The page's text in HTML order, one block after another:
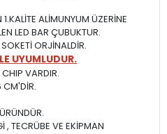
ALİMUNYUM ÜZERİNE
LED BAR ÇUBUKTUR.
ORJİNALDİR.
UYUMLUDUR.
VARDIR.
, TECRÜBE VE EKİPMAN